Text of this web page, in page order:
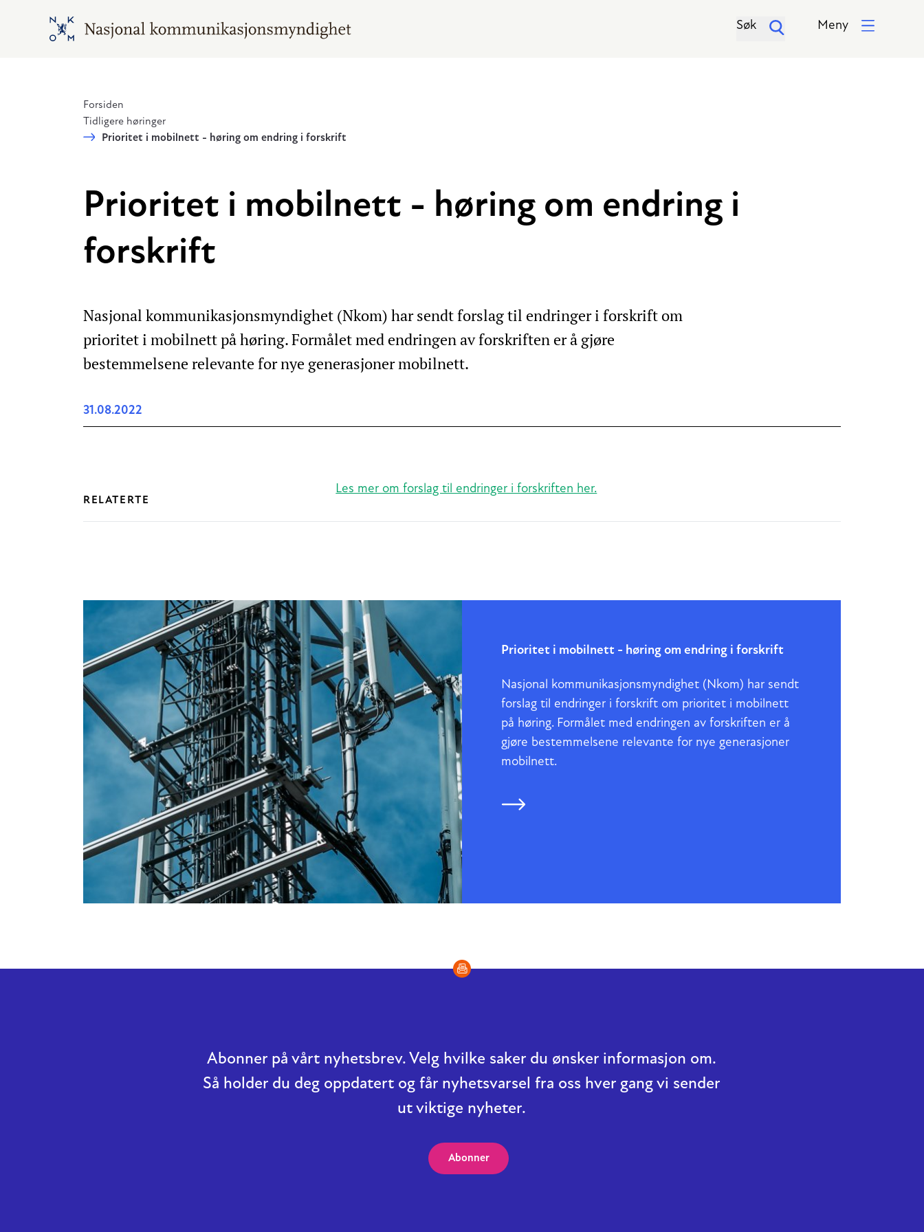
Hopp til hovedinnhold
Gå til hovedsiden Søk Meny
Forsiden
Tidligere høringer
Prioritet i mobilnett - høring om endring i forskrift
Prioritet i mobilnett - høring om endring i
forskrift
Nasjonal kommunikasjonsmyndighet (Nkom) har sendt forslag til endringer i forskrift om
prioritet i mobilnett på høring. Formålet med endringen av forskriften er å gjøre
bestemmelsene relevante for nye generasjoner mobilnett.
31.08.2022
RELATERTE
Les mer om forslag til endringer i forskriften her.
Prioritet i mobilnett - høring om endring i forskrift
Nasjonal kommunikasjonsmyndighet (Nkom) har sendt
forslag til endringer i forskrift om prioritet i mobilnett
på høring. Formålet med endringen av forskriften er å
gjøre bestemmelsene relevante for nye generasjoner
mobilnett.
Abonner på vårt nyhetsbrev. Velg hvilke saker du ønsker informasjon om.
Så holder du deg oppdatert og får nyhetsvarsel fra oss hver gang vi sender
ut viktige nyheter.
Abonner